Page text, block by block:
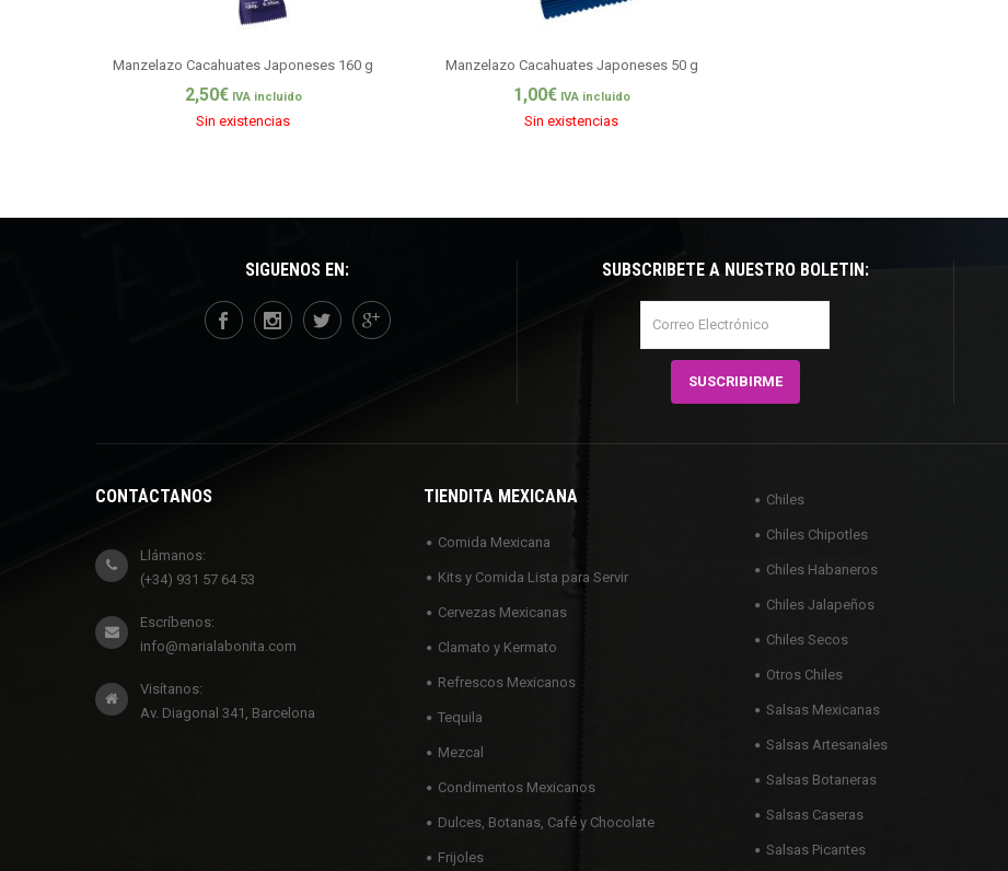
Manzelazo Cacahuates Japoneses 160 g
2,50€ IVA incluido
Sin existencias
Manzelazo Cacahuates Japoneses 50 g
1,00€ IVA incluido
Sin existencias
SÍGUENOS EN: SUBSCRÍBETE A NUESTRO BOLETÍN:
CONTÁCTANOS
Llámanos:
(+34) 931 57 64 53
Escríbenos:
info@marialabonita.com
Visítanos:
Av. Diagonal 341, Barcelona
TIENDITA MEXICANA
Comida Mexicana
Kits y Comida Lista para Servir
Cervezas Mexicanas
Clamato y Kermato
Refrescos Mexicanos
Tequila
Mezcal
Condimentos Mexicanos
Dulces, Botanas, Café y Chocolate
Frijoles
Chiles
Chiles Chipotles
Chiles Habaneros
Chiles Jalapeños
Chiles Secos
Otros Chiles
Salsas Mexicanas
Salsas Artesanales
Salsas Botaneras
Salsas Caseras
Salsas Picantes